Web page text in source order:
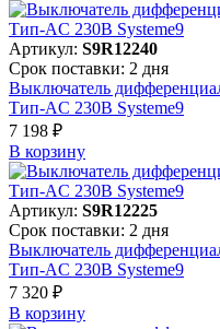
Артикул: S9R12240
Срок поставки: 2 дня
Выключатель
Тип-AC 230В Systeme9
7 198 ₽
В корзинy
Артикул: S9R12225
Срок поставки: 2 дня
Выключатель
Тип-AC 230В Systeme9
7 320 ₽
В корзинy